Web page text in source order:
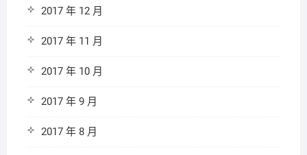
2017 年 12 月
2017 年 11 月
2017 年 10 月
2017 年 9 月
2017 年 8 月